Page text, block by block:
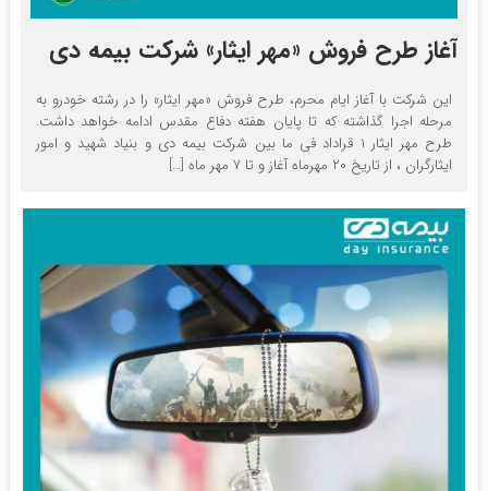
آغاز طرح فروش «مهر ایثار» شرکت بیمه دی
این شرکت با آغاز ایام محرم، طرح فروش «مهر ایثار» را در رشته خودرو به
مرحله اجرا گذاشته که تا پایان هفته دفاع مقدس ادامه خواهد داشت.
طرح مهر ایثار ۱ قراداد فی ما بین شرکت بیمه دی و بنیاد شهید و امور
ایثارگران ، از تاریخ ۲۰ مهرماه آغاز و تا ۷ مهر ماه […]